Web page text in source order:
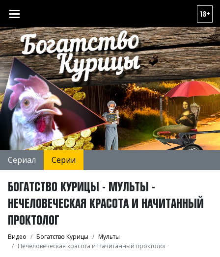
18+
Сериал Серии
БОГАТСТВО КУРИЦЫ - МУЛЬТЫ -
НЕЧЕЛОВЕЧЕСКАЯ КРАСОТА И НАЧИТАННЫЙ
ПРОКТОЛОГ
Видео Богатство Курицы
Мульты
Нечеловеческая красота и Начитанный проктолог